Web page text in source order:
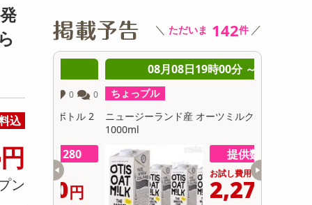
商品限定クーポン
サンプリング
抽選サンプル
初回トライアル
その他 お菓子・スイーツ
その他 飲料
スポーツ・アウトドア用品
その他 キッチン・日用品
ベビー・キッズ
レッグウェア
その他 ファッション
その他 家電
込
円
ン
＼ ただいま 142件 ／
0
ボトル 2
280
08月08日19時00分 ～
ちょっプル
ニュージーランド産 オーツミルク バリスタ
提供数 166
お試し費用
2,279円